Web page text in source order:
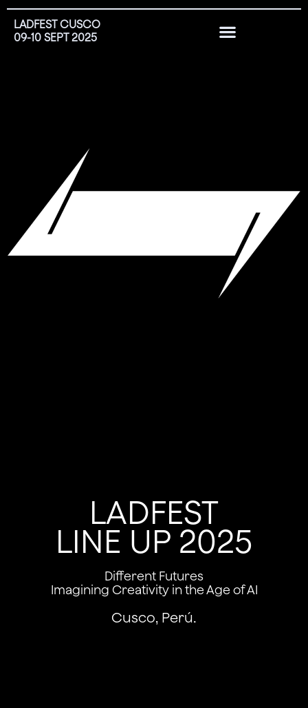
LADFEST CUSCO
09-10 SEPT 2025
LADFEST
LINE UP 2025
Different Futures
Imagining Creativity in the Age of AI
Cusco, Perú.